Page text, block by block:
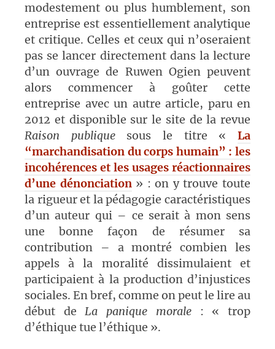
modestement ou plus humblement, son
entreprise est essentiellement analytique
et critique. Celles et ceux qui n’oseraient
pas se lancer directement dans la lecture
d’un ouvrage de Ruwen Ogien peuvent
alors commencer à goûter cette
entreprise avec un autre article, paru en
2012 et disponible sur le site de la revue
Raison publiquesous le titre «La
“marchandisation du corps humain” : les
incohérences et les usages réactionnaires
d’une dénonciation» : on y trouve toute
la rigueur et la pédagogie caractéristiques
d’un auteur qui – ce serait à mon sens
une bonne façon de résumer sa
contribution – a montré combien les
appels à la moralité dissimulaient et
participaient à la production d’injustices
sociales. En bref, comme on peut le lire au
début deLa panique morale
: « trop
d’éthique tue l’éthique ».